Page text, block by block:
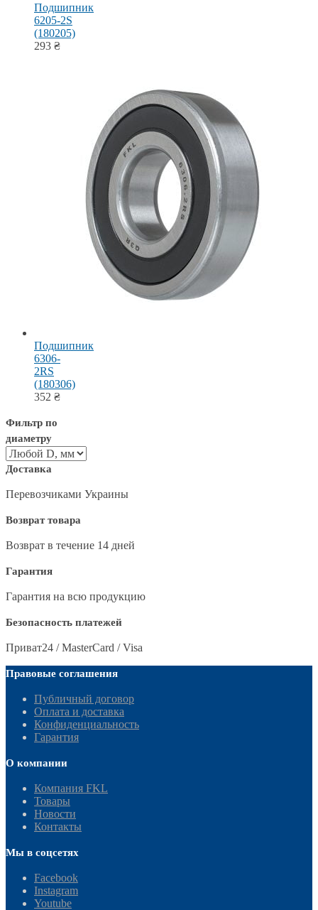
Подшипник
6205-2S
(180205)
293 ₴
Подшипник
6306-
2RS
(180306)
352 ₴
Фильтр по
диаметру
Доставка
Перевозчиками Украины
Возврат товара
Возврат в течение 14 дней
Гарантия
Гарантия на всю продукцию
Безопасность платежей
Приват24 / MasterCard / Visa
Правовые соглашения
Публичный договор
Оплата и доставка
Конфиденциальность
Гарантия
О компании
Компания FKL
Товары
Новости
Контакты
Мы в соцсетях
Facebook
Instagram
Youtube